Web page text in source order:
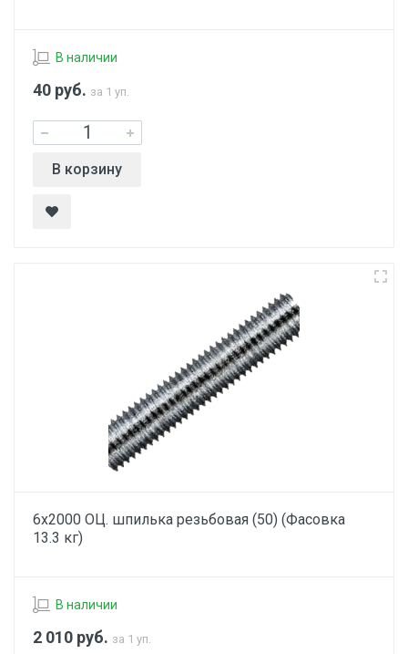
В наличии
40 руб. за 1 уп.
В корзину
6х2000 ОЦ. шпилька резьбовая (50) (Фасовка
13.3 кг)
В наличии
2 010 руб. за 1 уп.